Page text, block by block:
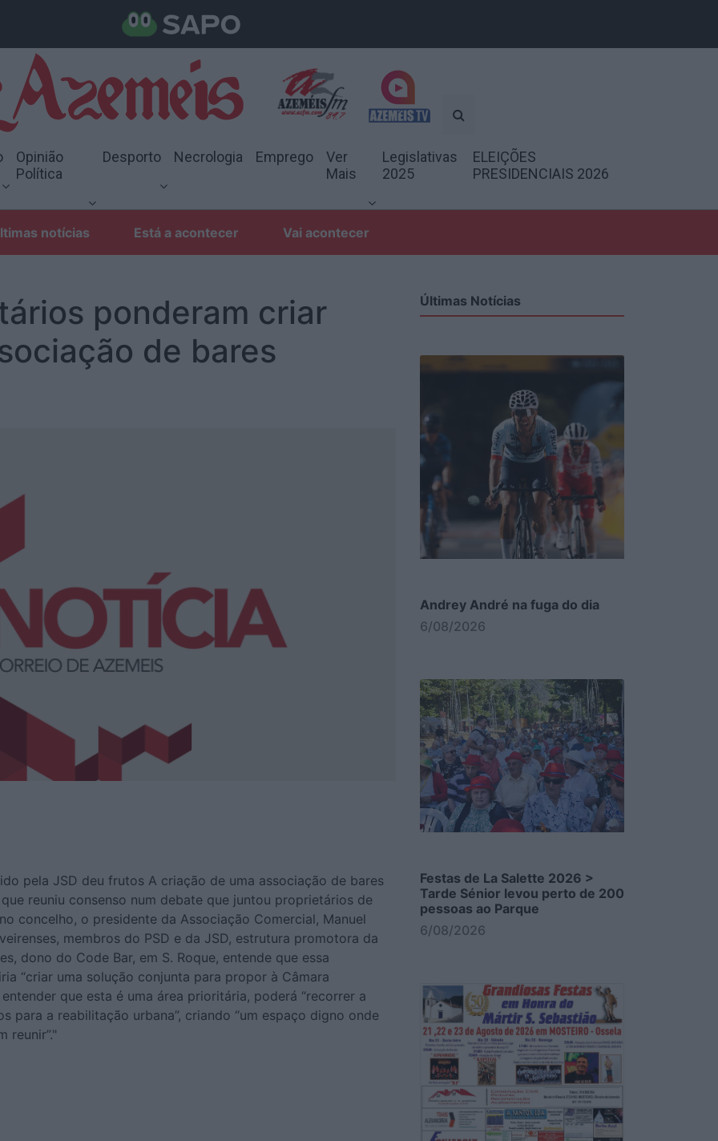
Opinião
Política
Desporto Necrologia Emprego
Ver
Mais
Legislativas
2025
ELEIÇÕES
PRESIDENCIAIS 2026
notícias Está a acontecer Vai acontecer
ponderam criar
de bares
pela JSD deu frutos A criação de uma associação de bares
reuniu consenso num debate que juntou proprietários de
concelho, o presidente da Associação Comercial, Manuel
membros do PSD e da JSD, estrutura promotora da
dono do Code Bar, em S. Roque, entende que essa
“criar uma solução conjunta para propor à Câmara
entender que esta é uma área prioritária, poderá “recorrer a
para a reabilitação urbana”, criando “um espaço digno onde
reunir”."
Últimas Notícias
Andrey André na fuga do dia
6/08/2026
Festas de La Salette 2026 >
Tarde Sénior levou perto de 200
pessoas ao Parque
6/08/2026